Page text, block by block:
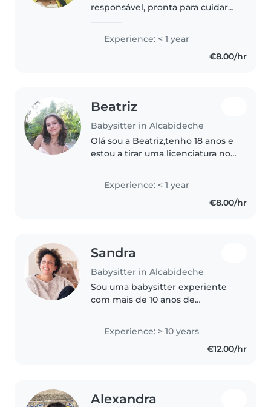
responsável, pronta para cuidar
dedicação. Tenho experiência
com crianças de diferentes
idades, desde crianças em idade
Experience: < 1 year
€8.00/hr
Beatriz
Babysitter in Alcabideche
Olá sou a Beatriz,tenho 18 anos e
estou a tirar uma licenciatura no
Lisboa.Sou um pouco tímida mas
ultrapasso rápido e sou
responsável e cuidadosa.Apesar
Experience: < 1 year
€8.00/hr
Sandra
Babysitter in Alcabideche
Sou uma babysitter experiente
com mais de 10 anos de
bebés e crianças em idade pré-
escolar. Tenho formação em
Humanidades, yoga para bebés e
Experience: > 10 years
€12.00/hr
Alexandra